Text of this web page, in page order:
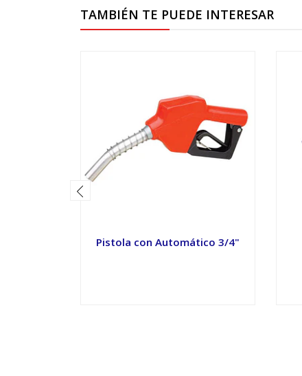
TAMBIÉN TE PUEDE INTERESAR
Pistola con Automático 3/4"